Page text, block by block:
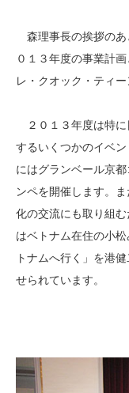
森理事長の挨拶のあ
０１３年度の事業計
レ・クオック・ティ
２０１３年度は特に
するいくつかのイベ
にはグランベール京
ンペを開催します。
化の交流にも取り組
はベトナム在住の小
トナムへ行く」を港
せられています。